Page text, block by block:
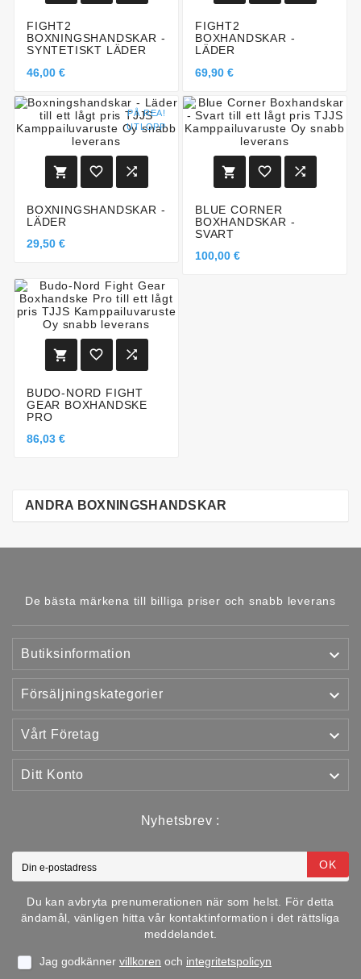
FIGHT2
BOXNINGSHANDSKAR -
SYNTETISKT LÄDER
46,00 €
FIGHT2
BOXHANDSKAR -
LÄDER
69,90 €
PÅ REA!
UTLOPP
  
BOXNINGSHANDSKAR -
LÄDER
29,50 €
  
BLUE CORNER
BOXHANDSKAR -
SVART
100,00 €
  
BUDO-NORD FIGHT
GEAR BOXHANDSKE
PRO
86,03 €
ANDRA BOXNINGSHANDSKAR
De bästa märkena till billiga priser och snabb leverans
Butiksinformation 
Försäljningskategorier 
Vårt Företag 
Ditt Konto 
Nyhetsbrev :
OK
Du kan avbryta prenumerationen när som helst. För detta
ändamål, vänligen hitta vår kontaktinformation i det rättsliga
meddelandet.
Jag godkänner villkoren och integritetspolicyn